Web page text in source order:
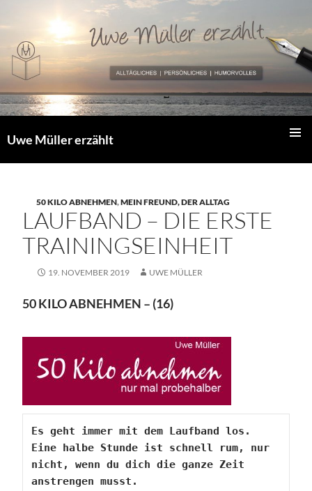
Inhalt
springen
Uwe Müller erzählt
MENÜ
50 KILO ABNEHMEN,MEIN FREUND, DER ALLTAG
LAUFBAND – DIE ERSTE
TRAININGSEINHEIT
19. NOVEMBER 2019 UWE MÜLLER
50 KILO ABNEHMEN – (16)
Es geht immer mit dem Laufband los.
Eine halbe Stunde ist schnell rum, nur
nicht, wenn du dich die ganze Zeit
anstrengen musst.